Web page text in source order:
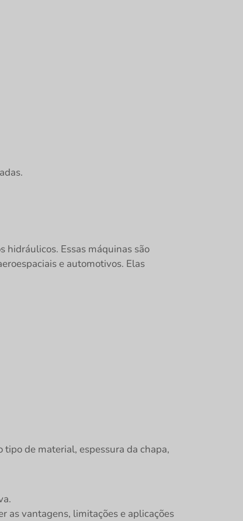
hidráulicos. Essas máquinas são
e automotivos. Elas
de material, espessura da chapa,
as vantagens, limitações e aplicações